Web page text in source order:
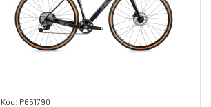
Kód: P651790